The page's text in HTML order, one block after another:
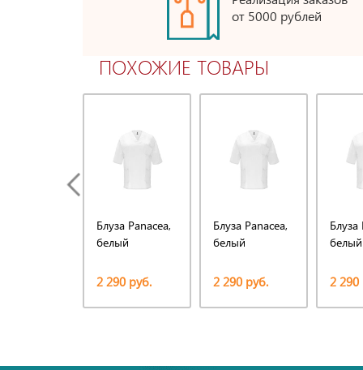
от 5000 рублей
ПОХОЖИЕ ТОВАРЫ
Блуза Panacea,
белый
2 290 руб.
Блуза Panacea,
белый
2 290 руб.
Блуза
белый
2 290